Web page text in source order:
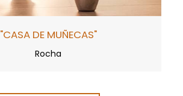
"CASA DE MUÑECAS"
Rocha